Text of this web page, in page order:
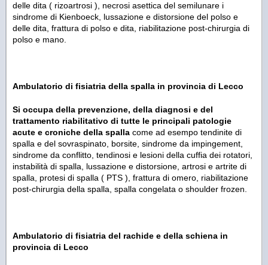
delle dita ( rizoartrosi ), necrosi asettica del semilunare i
sindrome di Kienboeck, lussazione e distorsione del polso e
delle dita, frattura di polso e dita, riabilitazione post-chirurgia di
polso e mano.
Ambulatorio di fisiatria della spalla in provincia di Lecco
Si occupa della prevenzione, della diagnosi e del
trattamento riabilitativo di tutte le principali patologie
acute e croniche della spalla come ad esempo tendinite di
spalla e del sovraspinato, borsite, sindrome da impingement,
sindrome da conflitto, tendinosi e lesioni della cuffia dei rotatori,
instabilità di spalla, lussazione e distorsione, artrosi e artrite di
spalla, protesi di spalla ( PTS ), frattura di omero, riabilitazione
post-chirurgia della spalla, spalla congelata o shoulder frozen.
Ambulatorio di fisiatria del rachide e della schiena in
provincia di Lecco